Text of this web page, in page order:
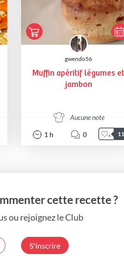
gwendo56
Muffin apéritif légumes et
jambon
Aucune note
1 h 0 11
cette recette ?
ou rejoignez le Club
S'inscrire